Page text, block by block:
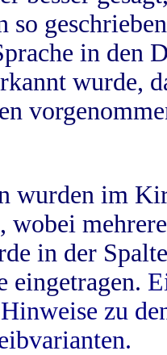
so
in
wurde,
wurden im
wobei
in der
eingetragen.
zu